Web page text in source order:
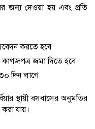
জন্য দেওয়া হয় এবং প্রতি
করতে হবে
কাগজপত্র জমা দিতে হবে
দিন লাগে
স্থায়ী বসবাসের অনুমতির
যায়।